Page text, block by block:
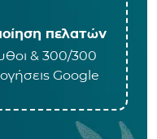
πελατών
& 300/300
Google